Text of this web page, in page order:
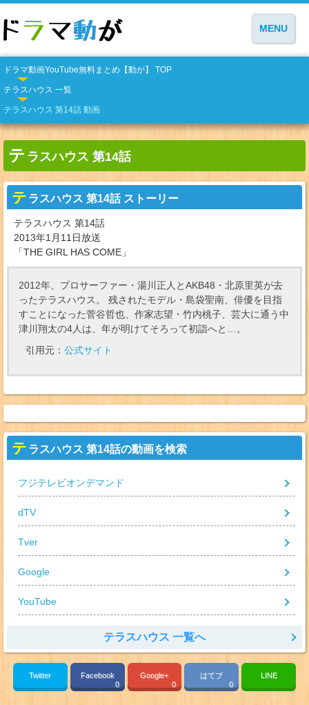
MENU
ドラマ動画YouTube無料まとめ【動が】 TOP
テラスハウス 一覧
テラスハウス 第14話 動画
テ ラスハウス 第14話
テ ラスハウス 第14話 ストーリー
テラスハウス 第14話
2013年1月11日放送
「THE GIRL HAS COME」
2012年、プロサーファー・湯川正人とAKB48・北原里英が去
ったテラスハウス。 残されたモデル・島袋聖南、俳優を目指
すことになった菅谷哲也、作家志望・竹内桃子、芸大に通う中
津川翔太の4人は、年が明けてそろって初詣へと…。
引用元： 公式サイト
テ ラスハウス 第14話の動画を検索
フジテレビオンデマンド
dTV
Tver
Google
YouTube
テラスハウス 一覧へ
Twitter
Facebook
0
Google+
0
はてブ
0
LINE